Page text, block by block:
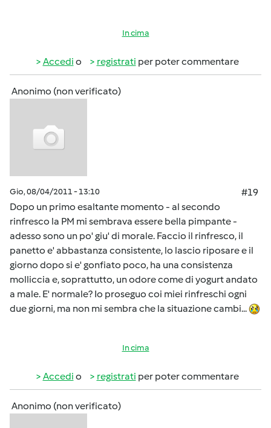
In cima
Accedi o registrati per poter commentare
Anonimo (non verificato)
Gio, 08/04/2011 - 13:10
#19
Dopo un primo esaltante momento - al secondo
rinfresco la PM mi sembrava essere bella pimpante -
adesso sono un po' giu' di morale. Faccio il rinfresco, il
panetto e' abbastanza consistente, lo lascio riposare e il
giorno dopo si e' gonfiato poco, ha una consistenza
molliccia e, soprattutto, un odore come di yogurt andato
a male. E' normale? Io proseguo coi miei rinfreschi ogni
due giorni, ma non mi sembra che la situazione cambi...
In cima
Accedi o registrati per poter commentare
Anonimo (non verificato)